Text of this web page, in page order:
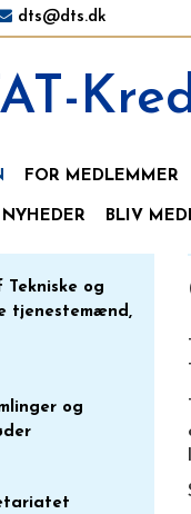
dts@dts.dk
FOR MEDLEMMER
BLIV
Tekniske og
tjenestemænd,
og